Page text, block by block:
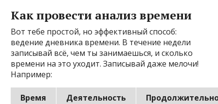
Как провести анализ времени
Вот тебе простой, но эффективный способ:
ведение дневника времени. В течение недели
записывай всё, чем ты занимаешься, и сколько
времени на это уходит. Записывай даже мелочи!
Например:
Время Деятельность